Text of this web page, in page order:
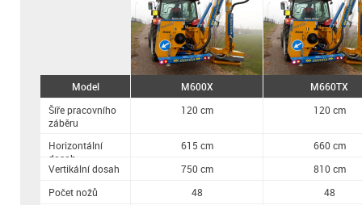
Model
Šíře pracovního
záběru
Horizontální
dosah
Vertikální dosah
Počet nožů
M600X
M660TX
120 cm
120 cm
615 cm
660 cm
750 cm
810 cm
48
48